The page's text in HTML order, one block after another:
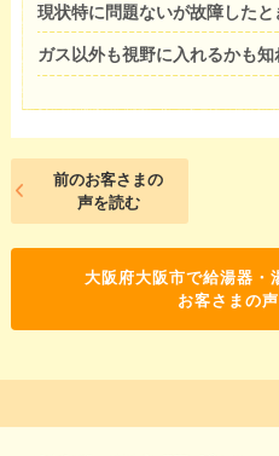
現状特に問題ないが故障した
ガス以外も視野に入れるかも知
前のお客さまの
声を読む
大阪府大阪市で給湯器・
お客さまの